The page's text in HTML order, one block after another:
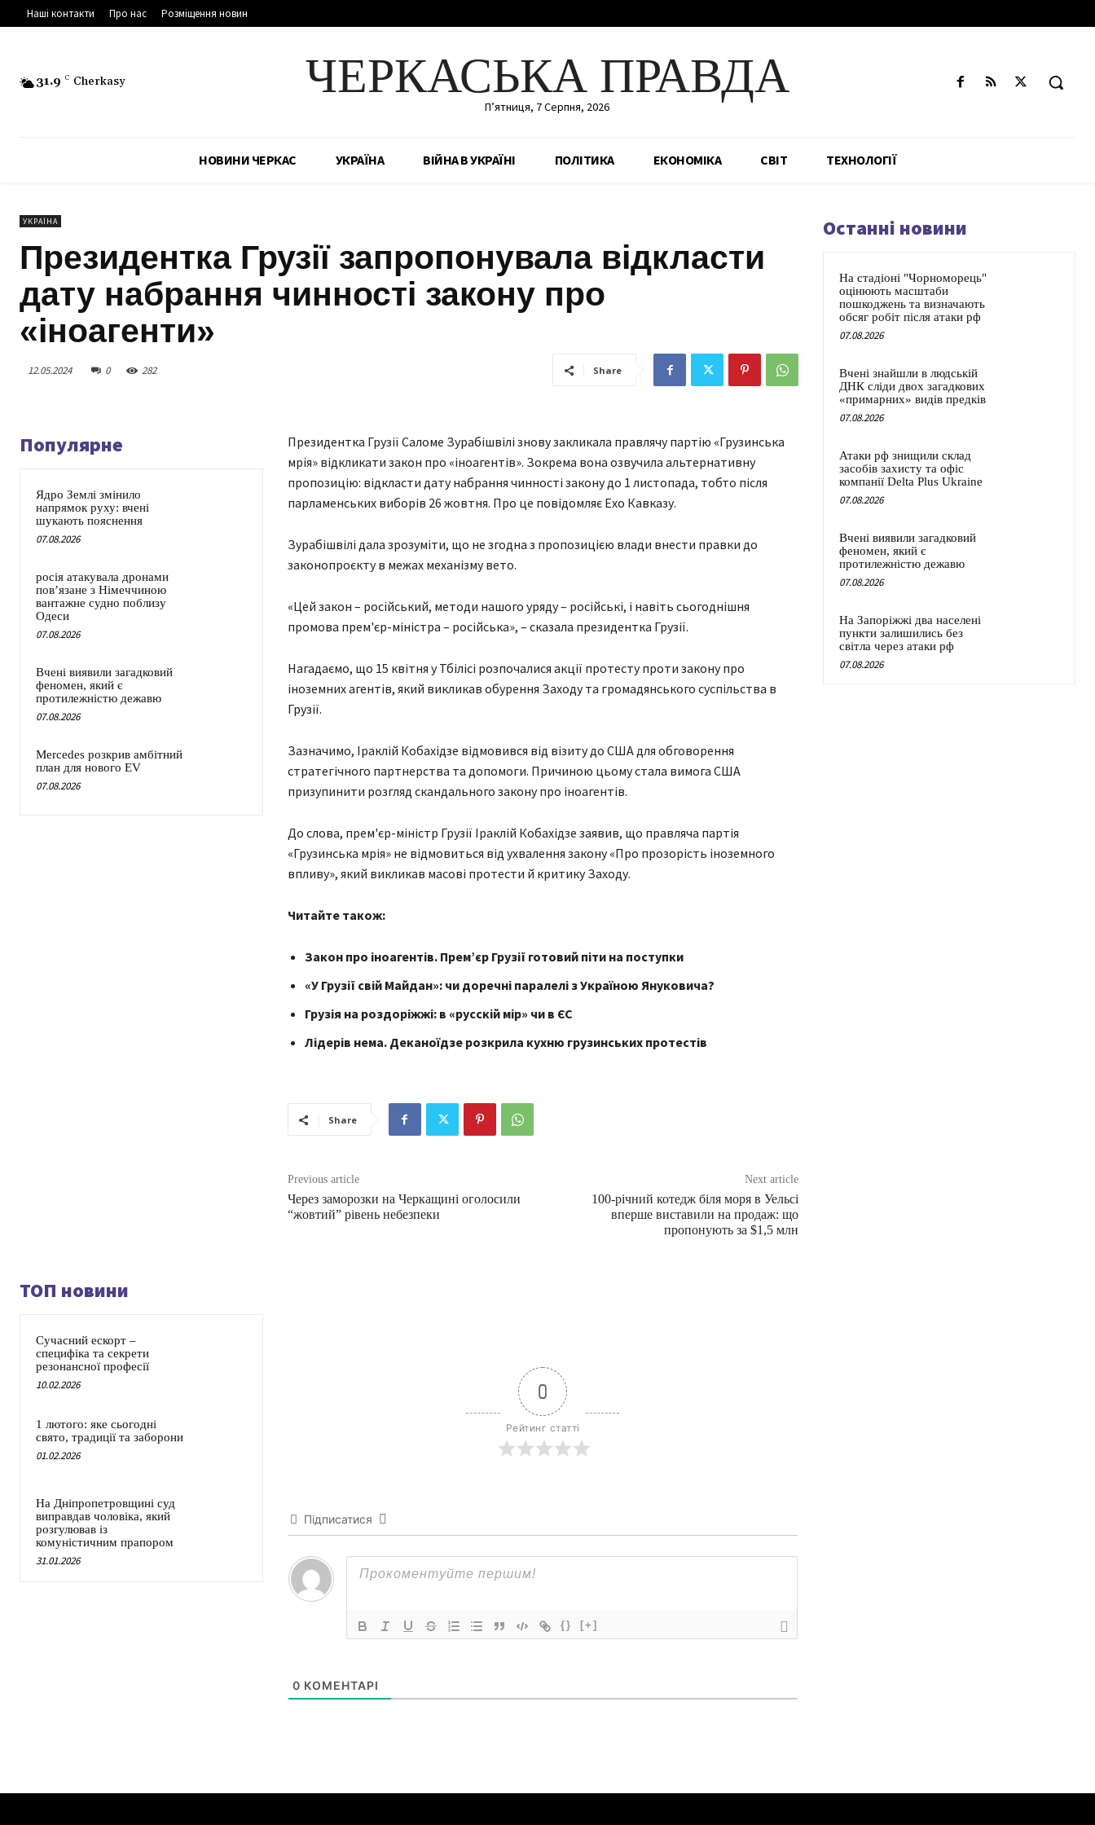
Наші контакти Про нас Розміщення новин
31.9 C Cherkasy ЧЕРКАСЬКА ПРАВДА
П’ятниця, 7 Серпня, 2026
НОВИНИ ЧЕРКАС УКРАЇНА ВІЙНА В УКРАЇНІ ПОЛІТИКА ЕКОНОМІКА СВІТ ТЕХНОЛОГІЇ
УКРАЇНА
Президентка Грузії запропонувала відкласти
дату набрання чинності закону про
«іноагенти»
12.05.2024 0 282 Share
Популярне
Ядро Землі змінило
напрямок руху: вчені
шукають пояснення
07.08.2026
росія атакувала дронами
пов’язане з Німеччиною
вантажне судно поблизу
Одеси
07.08.2026
Вчені виявили загадковий
феномен, який є
протилежністю дежавю
07.08.2026
Mercedes розкрив амбітний
план для нового EV
07.08.2026
Президентка Грузії Саломе Зурабішвілі знову закликала правлячу партію «Грузинська
мрія» відкликати закон про «іноагентів». Зокрема вона озвучила альтернативну
пропозицію: відкласти дату набрання чинності закону до 1 листопада, тобто після
парламенських виборів 26 жовтня. Про це повідомляє Ехо Кавказу.
Зурабішвілі дала зрозуміти, що не згодна з пропозицією влади внести правки до
законопроєкту в межах механізму вето.
«Цей закон – російський, методи нашого уряду – російські, і навіть сьогоднішня
промова прем'єр-міністра – російська», – сказала президентка Грузії.
Нагадаємо, що 15 квітня у Тбілісі розпочалися акції протесту проти закону про
іноземних агентів, який викликав обурення Заходу та громадянського суспільства в
Грузії.
Зазначимо, Іраклій Кобахідзе відмовився від візиту до США для обговорення
стратегічного партнерства та допомоги. Причиною цьому стала вимога США
призупинити розгляд скандального закону про іноагентів.
До слова, прем'єр-міністр Грузії Іраклій Кобахідзе заявив, що правляча партія
«Грузинська мрія» не відмовиться від ухвалення закону «Про прозорість іноземного
впливу», який викликав масові протести й критику Заходу.
Читайте також:
Закон про іноагентів. Прем’єр Грузії готовий піти на поступки
«У Грузії свій Майдан»: чи доречні паралелі з Україною Януковича?
Грузія на роздоріжжі: в «русскій мір» чи в ЄС
Лідерів нема. Деканоїдзе розкрила кухню грузинських протестів
Share
Previous article
Через заморозки на Черкащині оголосили
“жовтий” рівень небезпеки
Next article
100-річний котедж біля моря в Уельсі
вперше виставили на продаж: що
пропонують за $1,5 млн
ТОП новини
Сучасний ескорт –
специфіка та секрети
резонансної професії
10.02.2026
1 лютого: яке сьогодні
свято, традиції та заборони
01.02.2026
На Дніпропетровщині суд
виправдав чоловіка, який
розгулював із
комуністичним прапором
31.01.2026
0
Рейтинг статті
Підписатися
{} [+]
0 КОМЕНТАРІ
Останні новини
На стадіоні "Чорноморець"
оцінюють масштаби
пошкоджень та визначають
обсяг робіт після атаки рф
07.08.2026
Вчені знайшли в людській
ДНК сліди двох загадкових
«примарних» видів предків
07.08.2026
Атаки рф знищили склад
засобів захисту та офіс
компанії Delta Plus Ukraine
07.08.2026
Вчені виявили загадковий
феномен, який є
протилежністю дежавю
07.08.2026
На Запоріжжі два населені
пункти залишились без
світла через атаки рф
07.08.2026